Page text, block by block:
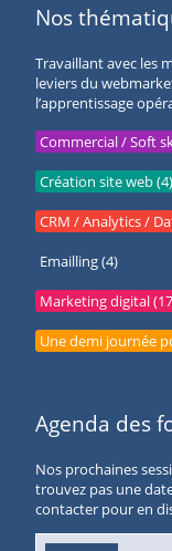
Nos
Travaillant avec les
leviers du
l’apprentissage
Commercial / Soft
Création site web (4)
CRM / Analytics /
Emailling (4)
Marketing digital
Une demi journée
Agenda des
Nos prochaines
trouvez pas une
contacter pour en